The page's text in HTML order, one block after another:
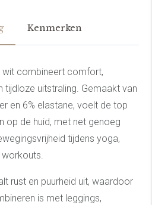
Kenmerken
wit combineert comfort,
tijdloze uitstraling. Gemaakt van
en 6% elastane, voelt de top
op de huid, met net genoeg
tijdens yoga,
rust en puurheid uit, waardoor
is met leggings,